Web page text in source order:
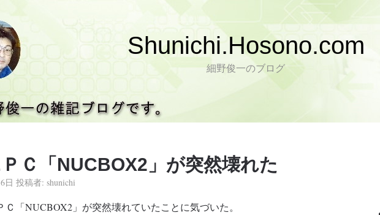
Shunichi.Hosono.com
細野俊一のブログ
Ｃ「NUCBOX2」が突然壊れた
日 投稿者: shunichi
Ｃ「NUCBOX2」が突然壊れていたことに気づいた。